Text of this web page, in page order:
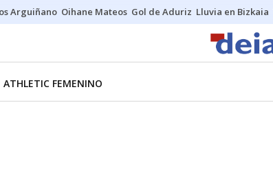
Arguiñano Oihane Mateos Gol de Aduriz Lluvia en Bizkaia
ATHLETIC FEMENINO